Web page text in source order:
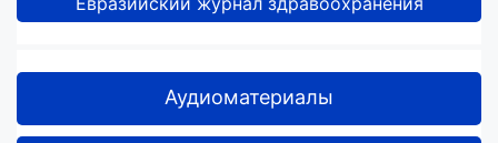
Аудиоматериалы